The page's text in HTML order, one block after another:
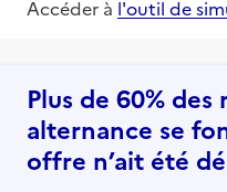
Accéder à l'outil de
Plus de 60%
alternance se
offre n’ait été